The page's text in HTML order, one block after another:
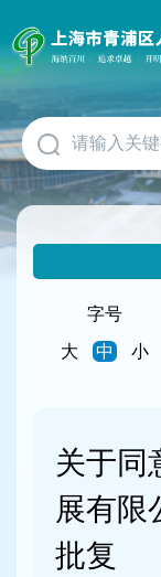
障
碍
作
说
明
跳
到
网
字号
大
中 小
关于同
展有限
批复